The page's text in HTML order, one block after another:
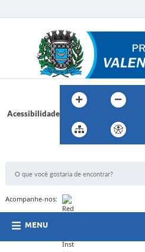
Acessibilidade
Acompanhe-nos:
MENU